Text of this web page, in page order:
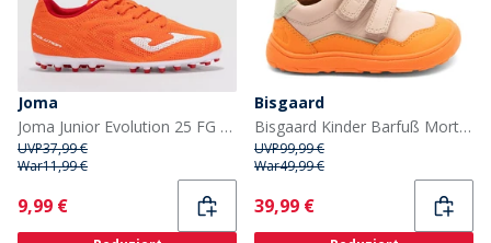
Joma
Joma Junior Evolution 25 FG Firm Ground Fußballschuhe Fluorescent Orange
UVP37,99 €
War11,99 €
Current
9,99 €
Bisgaard
Bisgaard Kinder Barfuß Morten Schuhe Orange
UVP99,99 €
War49,99 €
Current
39,99 €